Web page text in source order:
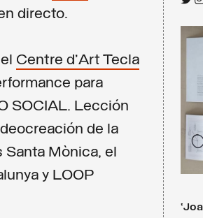
directo.
Centre d’Art Tecla
para
SOCIAL. Lección
de la
Santa Mònica, el
y LOOP